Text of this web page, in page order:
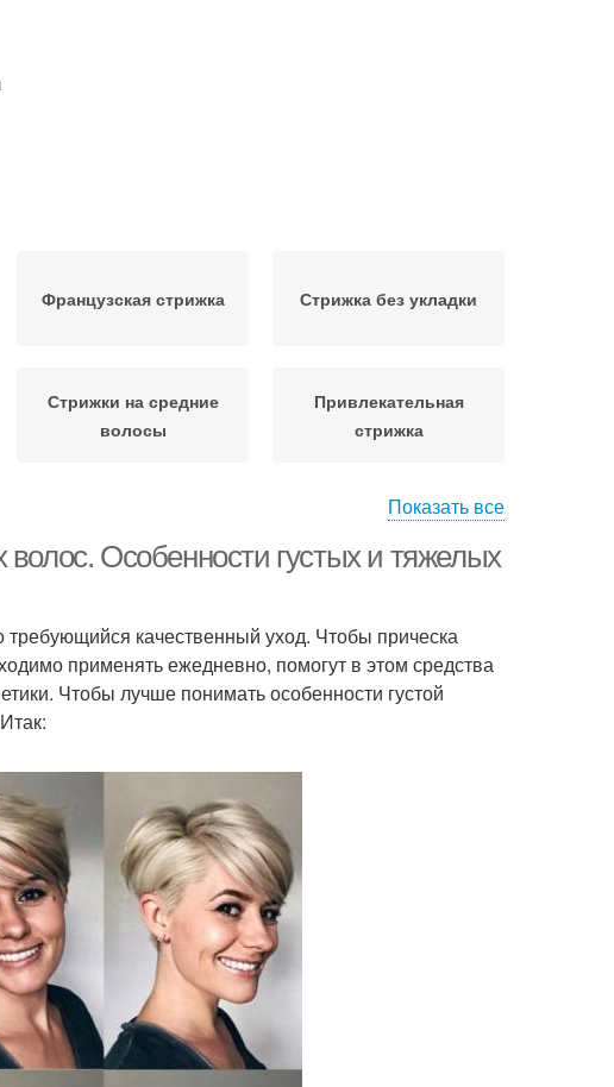
Французская стрижка Стрижка без укладки
Стрижки на средние
волосы
Привлекательная
стрижка
волос
Идеи для стрижки
Показать все
Особенности густых и тяжелых
требующийся качественный уход. Чтобы прическа
применять ежедневно, помогут в этом средства
Чтобы лучше понимать особенности густой